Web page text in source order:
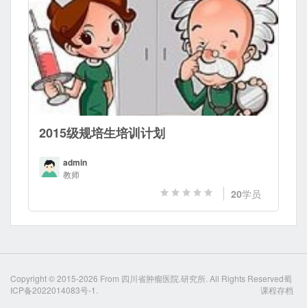
2015级规培生培训计划
admin
教师
20学员
Copyright © 2015-2026 From 四川省肿瘤医院.研究所 . All Rights Reserved蜀
ICP备2022014083号-1.
课程存档